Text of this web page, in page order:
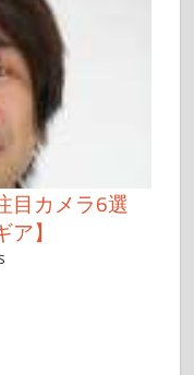
目カメラ6選
】